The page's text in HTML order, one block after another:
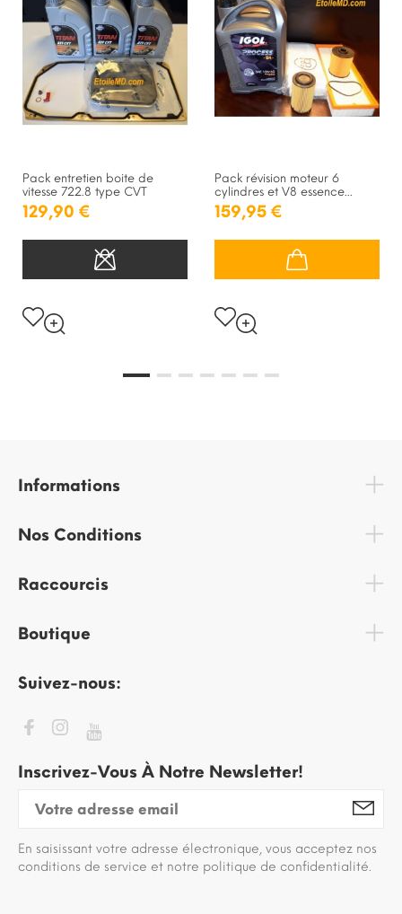
Pack entretien boite de
vitesse 722.8 type CVT
129,90 €
Pack révision moteur 6
cylindres et V8 essence...
159,95 €
Informations
Nos Conditions
Raccourcis
Boutique
Suivez-nous:
Inscrivez-Vous À Notre Newsletter!
En saisissant votre adresse électronique, vous acceptez nos
conditions de service et notre politique de confidentialité.